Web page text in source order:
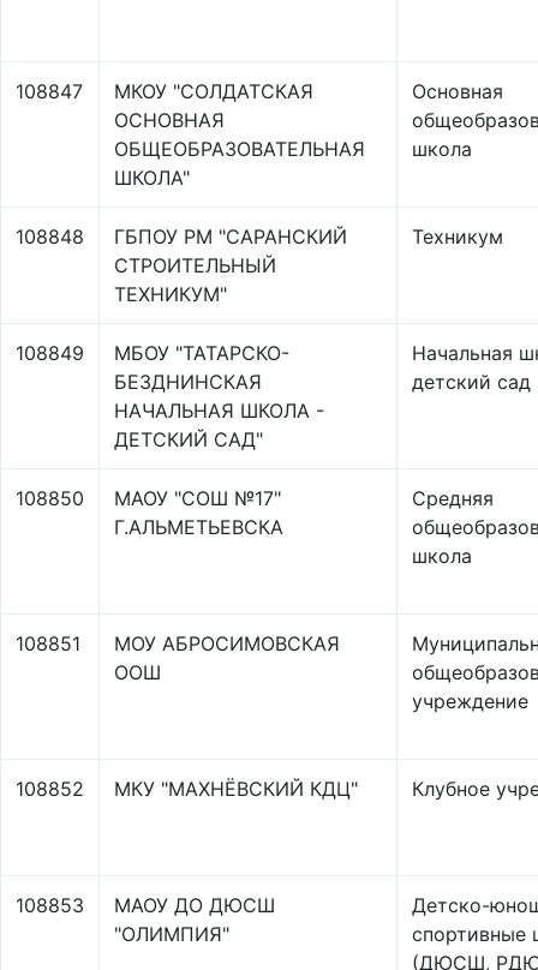
108847
МКОУ "СОЛДАТСКАЯ
ОСНОВНАЯ
ОБЩЕОБРАЗОВАТЕЛЬНАЯ
ШКОЛА"
Основная
школа
108848
ГБПОУ РМ "САРАНСКИЙ
СТРОИТЕЛЬНЫЙ
ТЕХНИКУМ"
Техникум
108849
МБОУ "ТАТАРСКО-
БЕЗДНИНСКАЯ
НАЧАЛЬНАЯ ШКОЛА -
ДЕТСКИЙ САД"
Начальная
детский сад
108850
МАОУ "СОШ №17"
Г.АЛЬМЕТЬЕВСКА
Средняя
школа
108851
МОУ АБРОСИМОВСКАЯ
ООШ
учреждение
108852 МКУ "МАХНЁВСКИЙ КДЦ" Клубное
108853
МАОУ ДО ДЮСШ
"ОЛИМПИЯ"
Детско-
спортивные
(ДЮСШ,